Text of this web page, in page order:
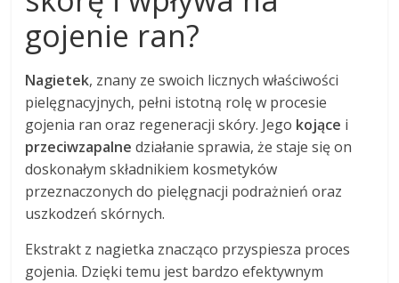
gojenie ran?
Nagietek, znany ze swoich licznych właściwości
pielęgnacyjnych, pełni istotną rolę w procesie
gojenia ran oraz regeneracji skóry. Jego kojące i
przeciwzapalne działanie sprawia, że staje się on
doskonałym składnikiem kosmetyków
przeznaczonych do pielęgnacji podrażnień oraz
uszkodzeń skórnych.
Ekstrakt z nagietka znacząco przyspiesza proces
gojenia. Dzięki temu jest bardzo efektywnym